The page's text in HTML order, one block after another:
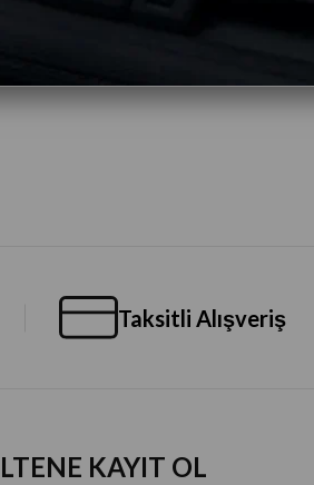
Taksitli Alışveriş
KAYIT OL